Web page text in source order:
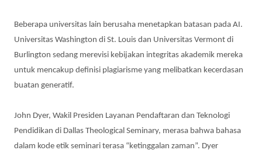
Beberapa universitas lain berusaha menetapkan batasan pada AI.
Universitas Washington di St. Louis dan Universitas Vermont di
Burlington sedang merevisi kebijakan integritas akademik mereka
untuk mencakup definisi plagiarisme yang melibatkan kecerdasan
buatan generatif.
John Dyer, Wakil Presiden Layanan Pendaftaran dan Teknologi
Pendidikan di Dallas Theological Seminary, merasa bahwa bahasa
dalam kode etik seminari terasa “ketinggalan zaman”. Dyer